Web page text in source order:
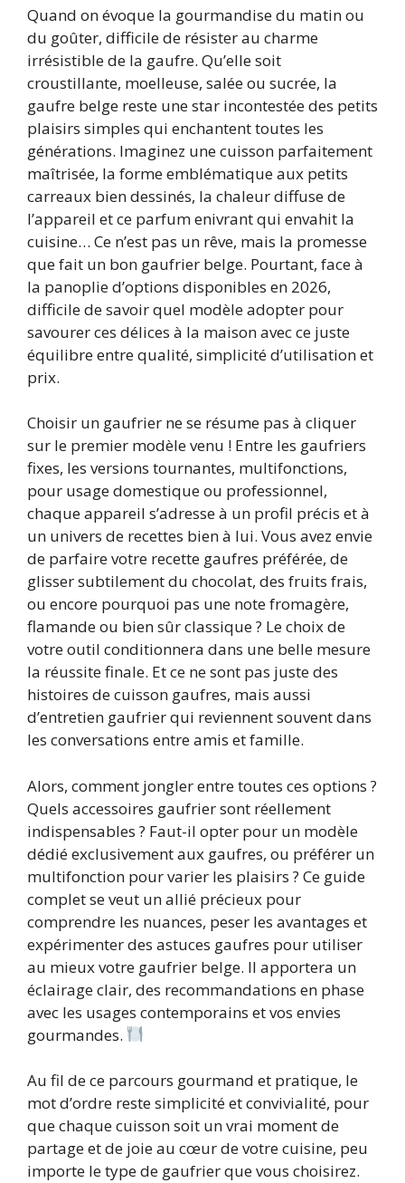
Quand on évoque la gourmandise du matin ou
du goûter, difficile de résister au charme
irrésistible de la gaufre. Qu’elle soit
croustillante, moelleuse, salée ou sucrée, la
gaufre belge reste une star incontestée des petits
plaisirs simples qui enchantent toutes les
générations. Imaginez une cuisson parfaitement
maîtrisée, la forme emblématique aux petits
carreaux bien dessinés, la chaleur diffuse de
l’appareil et ce parfum enivrant qui envahit la
cuisine… Ce n’est pas un rêve, mais la promesse
que fait un bon gaufrier belge. Pourtant, face à
la panoplie d’options disponibles en 2026,
difficile de savoir quel modèle adopter pour
savourer ces délices à la maison avec ce juste
équilibre entre qualité, simplicité d’utilisation et
prix.
Choisir un gaufrier ne se résume pas à cliquer
sur le premier modèle venu ! Entre les gaufriers
fixes, les versions tournantes, multifonctions,
pour usage domestique ou professionnel,
chaque appareil s’adresse à un profil précis et à
un univers de recettes bien à lui. Vous avez envie
de parfaire votre recette gaufres préférée, de
glisser subtilement du chocolat, des fruits frais,
ou encore pourquoi pas une note fromagère,
flamande ou bien sûr classique ? Le choix de
votre outil conditionnera dans une belle mesure
la réussite finale. Et ce ne sont pas juste des
histoires de cuisson gaufres, mais aussi
d’entretien gaufrier qui reviennent souvent dans
les conversations entre amis et famille.
Alors, comment jongler entre toutes ces options ?
Quels accessoires gaufrier sont réellement
indispensables ? Faut-il opter pour un modèle
dédié exclusivement aux gaufres, ou préférer un
multifonction pour varier les plaisirs ? Ce guide
complet se veut un allié précieux pour
comprendre les nuances, peser les avantages et
expérimenter des astuces gaufres pour utiliser
au mieux votre gaufrier belge. Il apportera un
éclairage clair, des recommandations en phase
avec les usages contemporains et vos envies
gourmandes.
Au fil de ce parcours gourmand et pratique, le
mot d’ordre reste simplicité et convivialité, pour
que chaque cuisson soit un vrai moment de
partage et de joie au cœur de votre cuisine, peu
importe le type de gaufrier que vous choisirez.